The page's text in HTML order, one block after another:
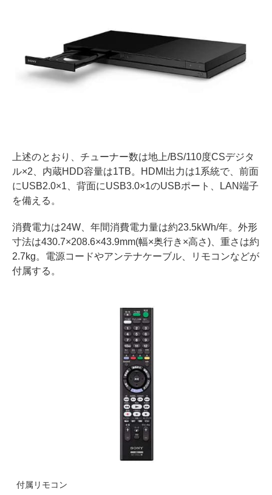
上述のとおり、チューナー数は地上/BS/110度CSデジタ
ル×2、内蔵HDD容量は1TB。HDMI出力は1系統で、前面
にUSB2.0×1、背面にUSB3.0×1のUSBポート、LAN端子
を備える。
消費電力は24W、年間消費電力量は約23.5kWh/年。外形
寸法は430.7×208.6×43.9mm(幅×奥行き×高さ)、重さは約
2.7kg。電源コードやアンテナケーブル、リモコンなどが
付属する。
付属リモコン